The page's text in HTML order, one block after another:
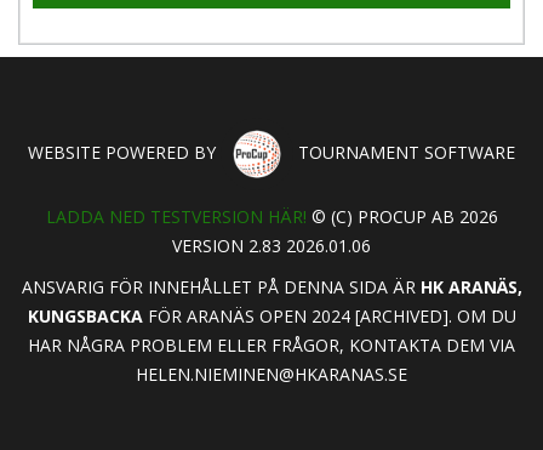
WEBSITE POWERED BY TOURNAMENT SOFTWARE
LADDA NED TESTVERSION HÄR! © (C) PROCUP AB 2026
VERSION 2.83 2026.01.06
ANSVARIG FÖR INNEHÅLLET PÅ DENNA SIDA ÄR HK ARANÄS,
KUNGSBACKAFÖR ARANÄS OPEN 2024 [ARCHIVED]. OM DU
HAR NÅGRA PROBLEM ELLER FRÅGOR, KONTAKTA DEM VIA
HELEN.NIEMINEN@HKARANAS.SE